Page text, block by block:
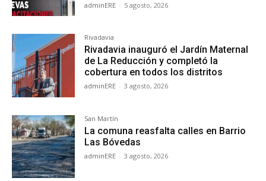
adminERE - 5 agosto, 2026
Rivadavia
Rivadavia inauguró el Jardín Maternal
de La Reducción y completó la
cobertura en todos los distritos
adminERE - 3 agosto, 2026
San Martín
La comuna reasfalta calles en Barrio
Las Bóvedas
adminERE - 3 agosto, 2026